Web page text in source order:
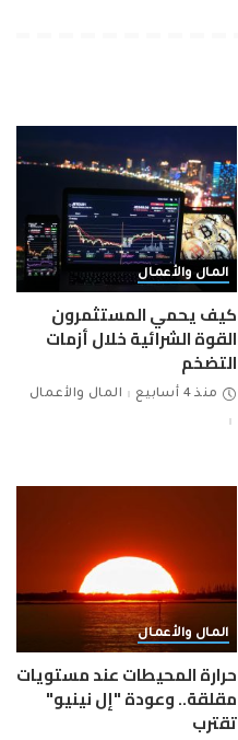
المال والأعمال
كيف يحمي المستثمرون
القوة الشرائية خلال أزمات
التضخم
منذ 4 أسابيع المال والأعمال
المال والأعمال
حرارة المحيطات عند مستويات
مقلقة.. وعودة "إل نينيو"
تقترب